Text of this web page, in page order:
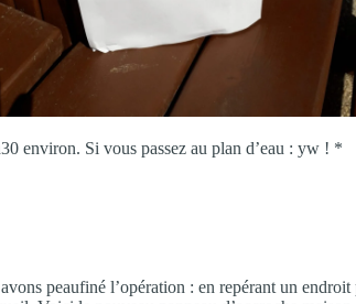
environ. Si vous passez au plan d’eau : yw ! *
peaufiné l’opération : en repérant un endroit